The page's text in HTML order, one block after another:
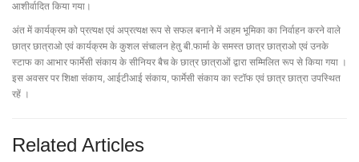
आशीर्वादित किया गया।
अंत में कार्यक्रम को प्रत्यक्ष एवं अप्रत्यक्ष रूप से सफल बनाने में अहम भूमिका का निर्वाहन करने वाले
छात्र छात्राओ एवं कार्यक्रम के कुशल संचालन हेतु बी.फार्मा के समस्त छात्र छात्राओ एवं उनके
स्टाफ का आभार फार्मेसी संकाय के सीनियर बैच के छात्र छात्राओं द्वारा सम्मिलित रूप से किया गया ।
इस अवसर पर शिक्षा संकाय, आईटीआई संकाय, फार्मेसी संकाय का स्टॉफ एवं छात्र छात्रा उपस्थित
रहें ।
Related Articles